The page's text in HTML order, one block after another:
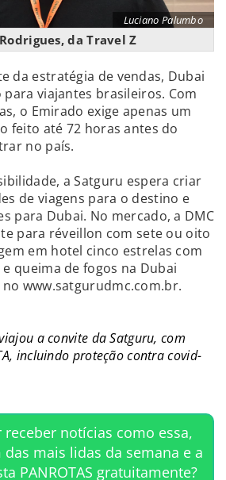
Luciano Palumbo
da Travel Z
da estratégia de vendas, Dubai
viajantes brasileiros. Com
o Emirado exige apenas um
feito até 72 horas antes do
no país.
a Satguru espera criar
de viagens para o destino e
para Dubai. No mercado, a DMC
para réveillon com sete ou oito
em hotel cinco estrelas com
queima de fogos na Dubai
www.satgurudmc.com.br.
a convite da Satguru, com
incluindo proteção contra covid-
receber notícias como essa,
das mais lidas da semana e a
PANROTAS gratuitamente?